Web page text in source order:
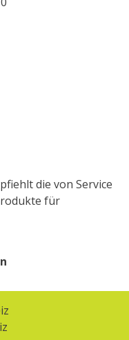
die von Service
für